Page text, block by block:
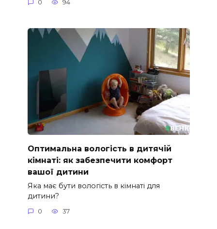
0 94
Оптимальна вологість в дитячій
кімнаті: як забезпечити комфорт
вашої дитини
Яка має бути вологість в кімнаті для
дитини?
0 37